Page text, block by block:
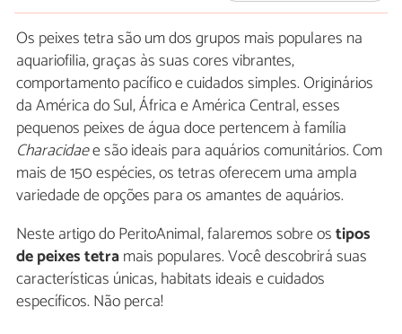
Os peixes tetra são um dos grupos mais populares na
aquariofilia, graças às suas cores vibrantes,
comportamento pacífico e cuidados simples. Originários
da América do Sul, África e América Central, esses
pequenos peixes de água doce pertencem à família
Characidaee são ideais para aquários comunitários. Com
mais de 150 espécies, os tetras oferecem uma ampla
variedade de opções para os amantes de aquários.
Neste artigo do PeritoAnimal, falaremos sobre ostipos
de peixes tetramais populares. Você descobrirá suas
características únicas, habitats ideais e cuidados
específicos. Não perca!